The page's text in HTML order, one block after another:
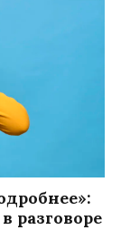
разговоре